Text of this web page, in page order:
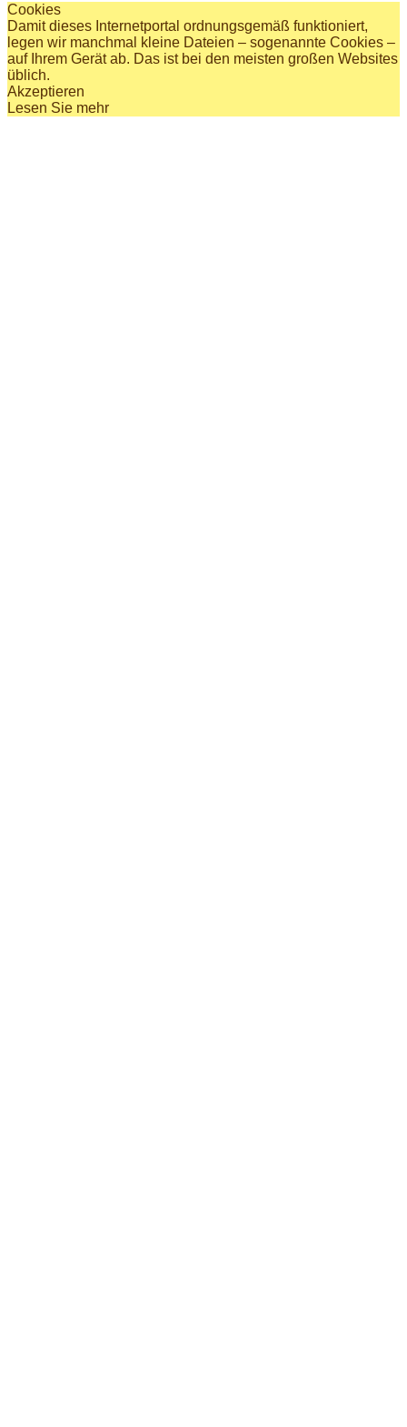
Cookies
Damit dieses Internetportal ordnungsgemäß funktioniert,
legen wir manchmal kleine Dateien – sogenannte Cookies –
auf Ihrem Gerät ab. Das ist bei den meisten großen Websites
üblich.
Akzeptieren
Lesen Sie mehr